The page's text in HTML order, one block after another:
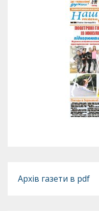
Архів газети в pdf